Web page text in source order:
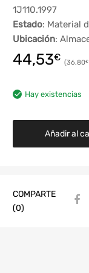
1J110.1997
Estado: Material
Ubicación:
44,53€ 36,80€
Hay existencias
Añadir al
COMPARTE
(0)